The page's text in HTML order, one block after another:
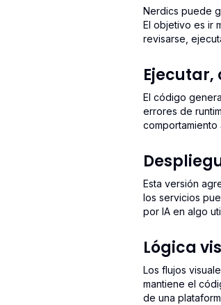
Nerdics puede
El objetivo es ir
revisarse,
El código
errores de
comportamiento
Esta versión
los servicios
por IA en algo
Lógica
Los flujos
mantiene el
de una